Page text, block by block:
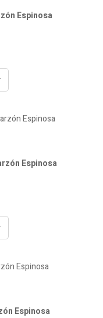
Espinosa
Espinosa
Espinosa